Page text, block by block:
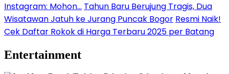
Instagram: Mohon… Tahun Baru Berujung Tragis, Dua
Wisatawan Jatuh ke Jurang Puncak Bogor Resmi Naik!
Cek Daftar Rokok di Harga Terbaru 2025 per Batang
Entertainment